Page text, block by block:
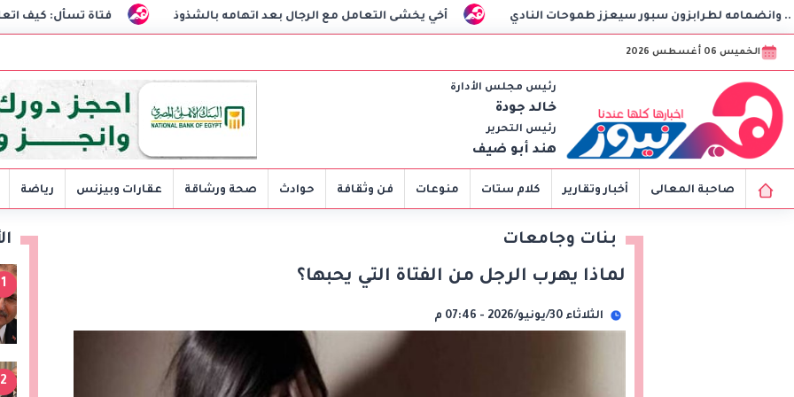
فتاة تسأل: كيف اتعامل مع خطيبي أخي يخشى التعامل مع الرجال بعد اتهامه بالشذوذ سبور سيعزز طموحات النادي
الخميس 06 أغسطس 2026
رئيس مجلس الأدارة
خالد جودة
رئيس التحرير
هند أبو ضيف
صاحبة المعالى أخبار وتقارير كلام ستات منوعات فن وثقافة حوادث صحة ورشاقة عقارات وبيزنس رياضة
بنات وجامعات
لماذا يهرب الرجل من الفتاة التي يحبها؟
الثلاثاء 30/يونيو/2026 - 07:46 م
1
2